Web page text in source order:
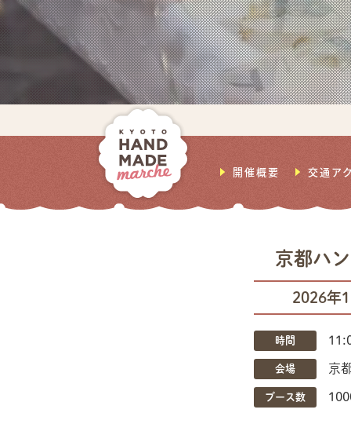
開催概要 交通ア
京都ハ
2026年
時間
会場 京
ブース数